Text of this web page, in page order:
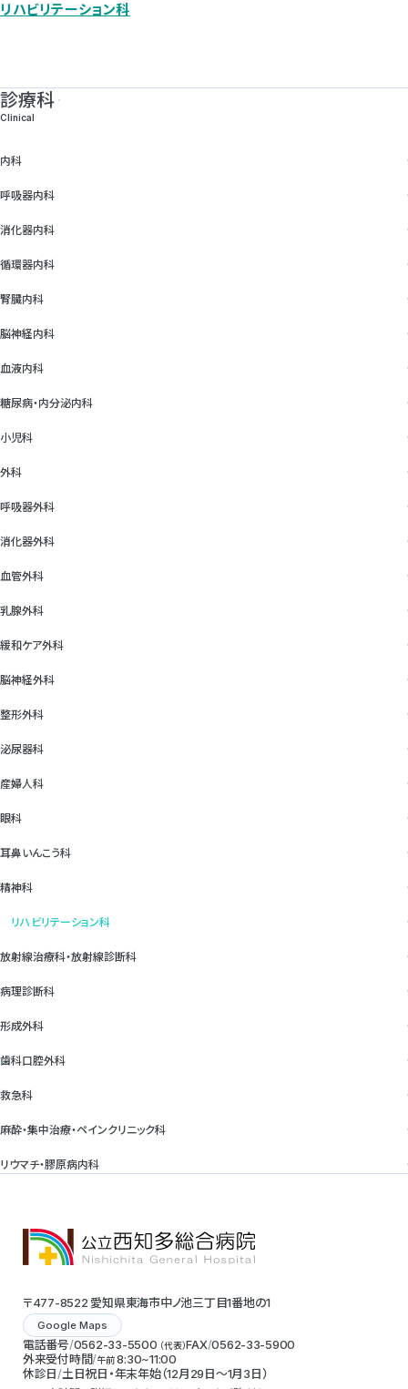
リハビリテーション科
診療科
Clinical
内科
呼吸器内科
消化器内科
循環器内科
腎臓内科
脳神経内科
血液内科
糖尿病・内分泌内科
小児科
外科
呼吸器外科
消化器外科
血管外科
乳腺外科
緩和ケア外科
脳神経外科
整形外科
泌尿器科
産婦人科
眼科
耳鼻いんこう科
精神科
リハビリテーション科
放射線治療科・放射線診断科
病理診断科
形成外科
歯科口腔外科
救急科
麻酔・集中治療・ペインクリニック科
リウマチ・膠原病内科
〒477-8522 愛知県東海市中ノ池三丁目1番地の1
Google Maps
電話番号 0562-33-5500 （代表）FAX 0562-33-5900
外来受付時間 午前 8:30~11:00
休診日 土日祝日・年末年始（12月29日～1月3日）